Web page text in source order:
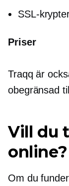
SSL-
Priser
Traqq är
obegränsad
Vill du
Om du